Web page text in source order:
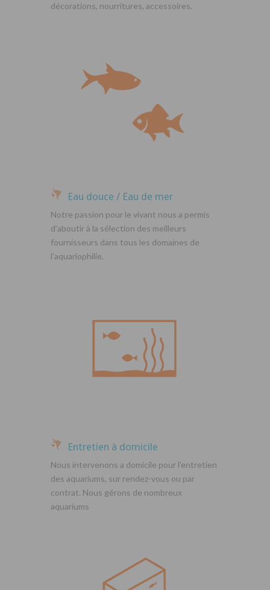
décorations, nourritures, accessoires.
Eau douce / Eau de mer
Notre passion pour le vivant nous a permis
d’aboutir à la sélection des meilleurs
fournisseurs dans tous les domaines de
l’aquariophilie.
Entretien à domicile
Nous intervenons a domicile pour l’entretien
des aquariums, sur rendez-vous ou par
contrat. Nous gérons de nombreux
aquariums